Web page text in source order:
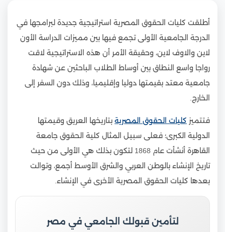
أطلقت كليات الحقوق المصرية استراتيجية جديدة لبرامجها في
الدرجة الجامعية الأولى تجمع فيها بين مميزات الدراسة الأون
لاين والاوف لاين، وحقيقة الأمر أن هذه الاستراتيجية لاقت
رواجا واسع النطاق بين أوساط الطلاب الباحثين عن شهادة
جامعية معتد بقيمتها دوليا وإقليميا، وذلك دون السفر إلى
الخارج.
فتتميز كليات الحقوق المصرية بتاريخها العريق وقيمتها
الدولية الكبرى؛ فعلى سبيل المثال كلية الحقوق جامعة
القاهرة أنشأت عام 1868 لتكون بذلك هي الأولى من حيث
تاريخ الإنشاء بالوطن العربي والشرق الأوسط أجمع، وتوالت
بعدها كليات الحقوق المصرية الأخرى في الإنشاء.
لتأمين قبولك الجامعي في مصر